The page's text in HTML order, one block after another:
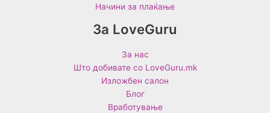
Начини за плаќање
За LoveGuru
За нас
Што добивате со LoveGuru.mk
Изложбен салон
Блог
Вработување